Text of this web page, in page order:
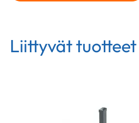
Liittyvät tuotteet